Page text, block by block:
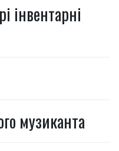
інвентарні
музиканта